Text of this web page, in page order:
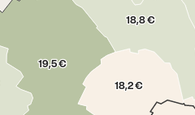
19,5 €
18,2 €
18,8 €